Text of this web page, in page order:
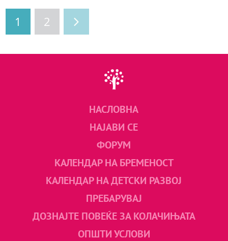
1 2
НАСЛОВНА
НАЈАВИ СЕ
ФОРУМ
КАЛЕНДАР НА БРЕМЕНОСТ
КАЛЕНДАР НА ДЕТСКИ РАЗВОЈ
ПРЕБАРУВАЈ
ДОЗНАЈТЕ ПОВЕЌЕ ЗА КОЛАЧИЊАТА
ОПШТИ УСЛОВИ